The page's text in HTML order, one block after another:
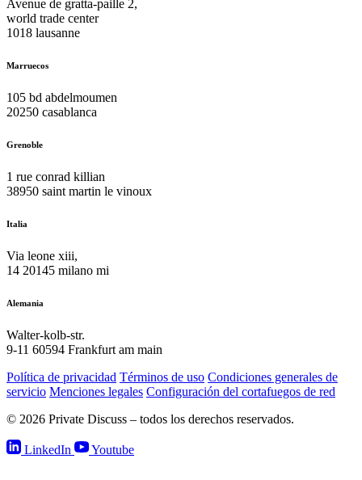
Avenue de gratta-paille 2,
world trade center
1018 lausanne
Marruecos
105 bd abdelmoumen
20250 casablanca
Grenoble
1 rue conrad killian
38950 saint martin le vinoux
Italia
Via leone xiii,
14 20145 milano mi
Alemania
Walter-kolb-str.
9-11 60594 Frankfurt am main
Política de privacidad Términos de uso Condiciones generales de
servicio Menciones legales Configuración del cortafuegos de red
© 2026 Private Discuss – todos los derechos reservados.
LinkedIn Youtube